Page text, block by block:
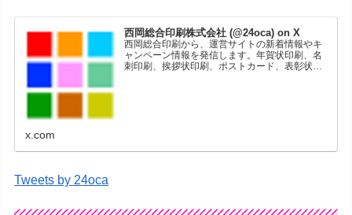
西岡総合印刷株式会社 (@24oca) on X
西岡総合印刷から、運営サイトの新着情報やキ
ャンペーン情報を発信します。年賀状印刷、名
刺印刷、挨拶状印刷、ポストカード、表彰状印
x.com
Tweets by 24oca